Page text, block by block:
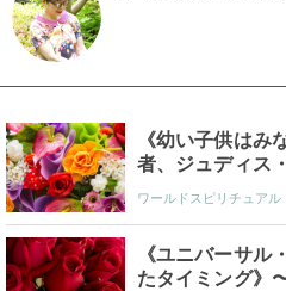
《幼い子供はみ
者、ジュディス
ワールドスピリチュアル
《ユニバーサル
たタイミング》